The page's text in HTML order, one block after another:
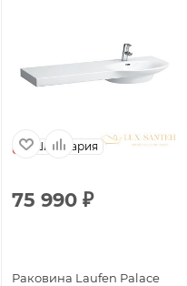
Швейцария
75 990 ₽
Раковина Laufen Palace